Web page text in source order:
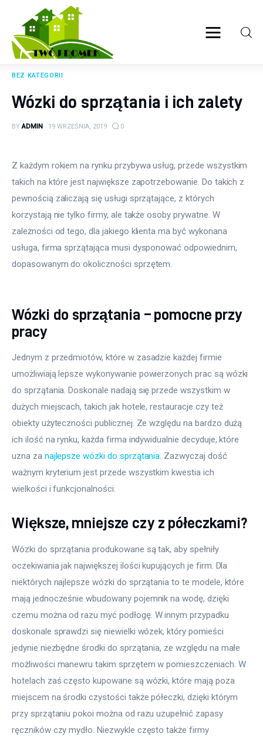
Twój domek
TWOJE ŻYCIE
Salon
Sypialnia
Budowa
BEZ KATEGORII
Wózki do sprzątania i ich zalety
BY ADMIN 19 WRZEŚNIA, 2019 0
Z każdym rokiem na rynku przybywa usług, przede wszystkim
takich na które jest największe zapotrzebowanie. Do takich z
pewnością zaliczają się usługi sprzątające, z których
korzystają nie tylko firmy, ale także osoby prywatne. W
zależności od tego, dla jakiego klienta ma być wykonana
usługa, firma sprzątająca musi dysponować odpowiednim,
dopasowanym do okoliczności sprzętem.
Wózki do sprzątania – pomocne przy
pracy
Jednym z przedmiotów, które w zasadzie każdej firmie
umożliwiają lepsze wykonywanie powierzonych prac są wózki
do sprzątania. Doskonale nadają się przede wszystkim w
dużych miejscach, takich jak hotele, restauracje czy też
obiekty użyteczności publicznej. Ze względu na bardzo dużą
ich ilość na rynku, każda firma indywidualnie decyduje, które
uzna za najlepsze wózki do sprzątania. Zazwyczaj dość
ważnym kryterium jest przede wszystkim kwestia ich
wielkości i funkcjonalności.
Większe, mniejsze czy z półeczkami?
Wózki do sprzątania produkowane są tak, aby spełniły
oczekiwania jak największej ilości kupujących je firm. Dla
niektórych najlepsze wózki do sprzątania to te modele, które
mają jednocześnie wbudowany pojemnik na wodę, dzięki
czemu można od razu myć podłogę. W innym przypadku
doskonale sprawdzi się niewielki wózek, który pomieści
jedynie niezbędne środki do sprzątania, ze względu na małe
możliwości manewru takim sprzętem w pomieszczeniach. W
hotelach zaś często kupowane są wózki, które mają poza
miejscem na środki czystości także półeczki, dzięki którym
przy sprzątaniu pokoi można od razu uzupełnić zapasy
ręczników czy mydło. Niezwykle często także firmy